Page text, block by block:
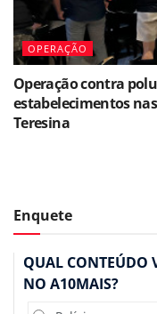
OPERAÇÃO
Operação contra
estabelecimentos
Teresina
Enquete
QUAL CONTEÚDO
NO A10MAIS?